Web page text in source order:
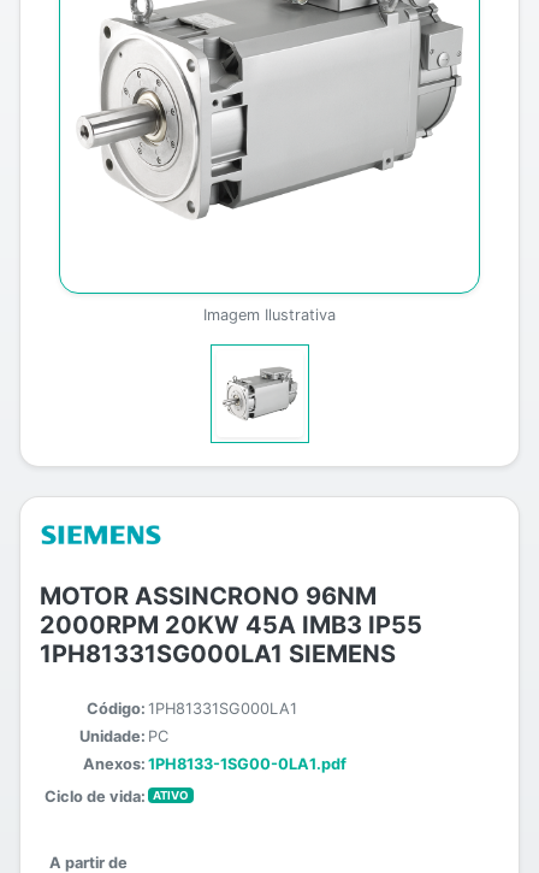
Imagem Ilustrativa
MOTOR ASSINCRONO 96NM
2000RPM 20KW 45A IMB3 IP55
1PH81331SG000LA1 SIEMENS
Código: 1PH81331SG000LA1
Unidade: PC
Anexos: 1PH8133-1SG00-0LA1.pdf
Ciclo de vida:
ATIVO
A partir de